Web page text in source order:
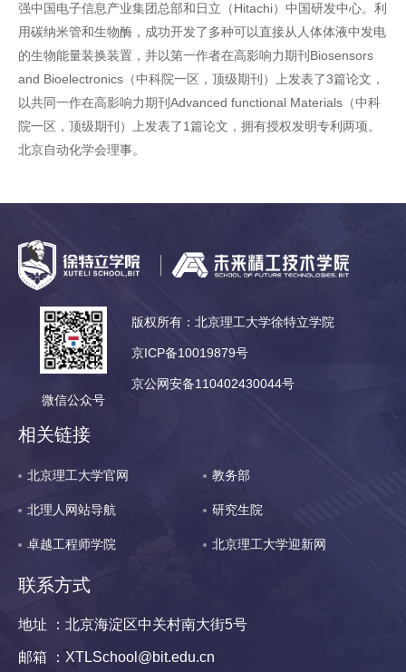
强中国电子信息产业集团总部和日立（Hitachi）中国研发中心。利
用碳纳米管和生物酶，成功开发了多种可以直接从人体体液中发电
的生物能量装换装置，并以第一作者在高影响力期刊Biosensors
and Bioelectronics（中科院一区，顶级期刊）上发表了3篇论文，
以共同一作在高影响力期刊Advanced functional Materials（中科
院一区，顶级期刊）上发表了1篇论文，拥有授权发明专利两项。
北京自动化学会理事。
微信公众号
版权所有：北京理工大学徐特立学院
京ICP备10019879号
京公网安备110402430044号
相关链接
北京理工大学官网 教务部
北理人网站导航 研究生院
卓越工程师学院 北京理工大学迎新网
联系方式
地址 ：北京海淀区中关村南大街5号
邮箱 ：XTLSchool@bit.edu.cn